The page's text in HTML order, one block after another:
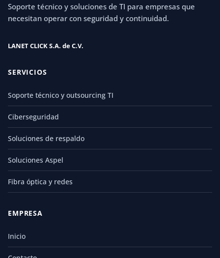
Soporte técnico y soluciones de TI para empresas que
necesitan operar con seguridad y continuidad.
LANET CLICK S.A. de C.V.
SERVICIOS
Soporte técnico y outsourcing TI
Ciberseguridad
Soluciones de respaldo
Soluciones Aspel
Fibra óptica y redes
EMPRESA
Inicio